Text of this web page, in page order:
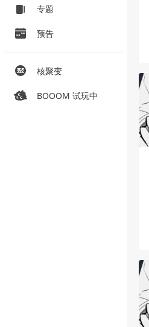
专题
预告
核聚变
BOOOM 试玩中